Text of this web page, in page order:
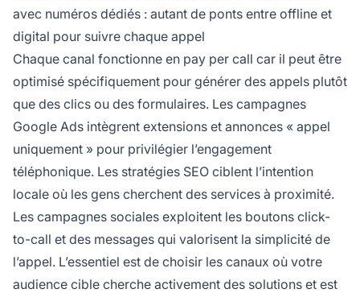
avec numéros dédiés : autant de ponts entre offline et
digital pour suivre chaque appel
Chaque canal fonctionne en pay per call car il peut être
optimisé spécifiquement pour générer des appels plutôt
que des clics ou des formulaires. Les campagnes
Google Ads intègrent extensions et annonces « appel
uniquement » pour privilégier l’engagement
téléphonique. Les stratégies SEO ciblent l’intention
locale où les gens cherchent des services à proximité.
Les campagnes sociales exploitent les boutons click-
to-call et des messages qui valorisent la simplicité de
l’appel. L’essentiel est de choisir les canaux où votre
audience cible cherche activement des solutions et est